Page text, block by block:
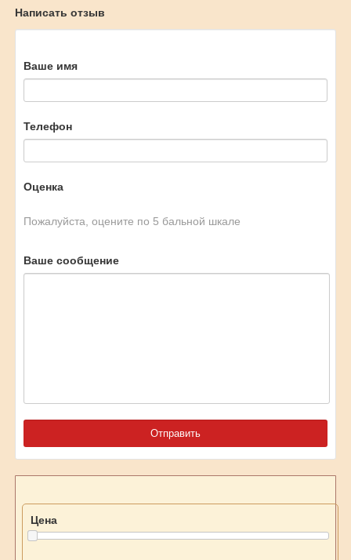
Написать отзыв
Ваше имя
Телефон
Оценка
Пожалуйста, оцените по 5 бальной шкале
Ваше сообщение
Цена